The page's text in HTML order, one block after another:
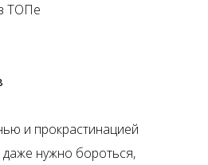
ТОПе
и прокрастинацией
нужно бороться,